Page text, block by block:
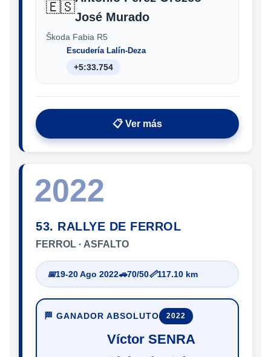
🇪🇸
José Murado
Škoda Fabia R5
Escudería Lalín-Deza
+5:33.754
📋 Ver más
2022
53. RALLYE DE FERROL
FERROL · ASFALTO
📅19-20 Ago 2022🚗70/50📏117.10 km
🏁 GANADOR ABSOLUTO 2022
Víctor SENRA